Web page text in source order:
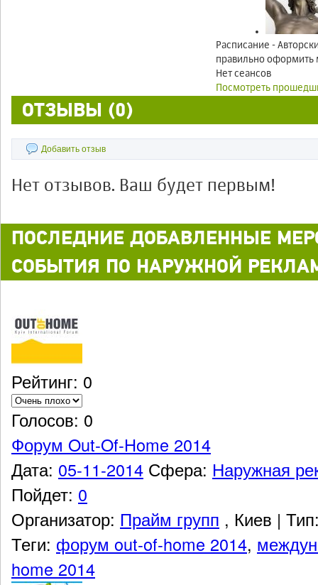
Расписание -
правильно оформить
Нет сеансов
Посмотреть
ОТЗЫВЫ (0)
Добавить отзыв
Нет отзывов. Ваш будет первым!
ПОСЛЕДНИЕ ДОБАВЛЕННЫЕ
СОБЫТИЯ ПО НАРУЖНОЙ
Рейтинг: 0
Голосов: 0
Форум Out-Of-Home 2014
Дата: 05-11-2014 Сфера: Наружная
Пойдет: 0
Организатор: Прайм групп , Киев |
Теги: форум out-of-home 2014,
home 2014